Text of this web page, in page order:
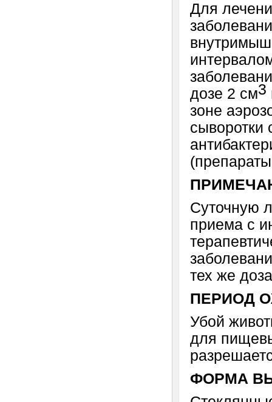
Для
дозе 2 см3
зоне
сыворотки
Суточную
приема с
тех же
ПЕРИОД
Убой
для
ФОРМА